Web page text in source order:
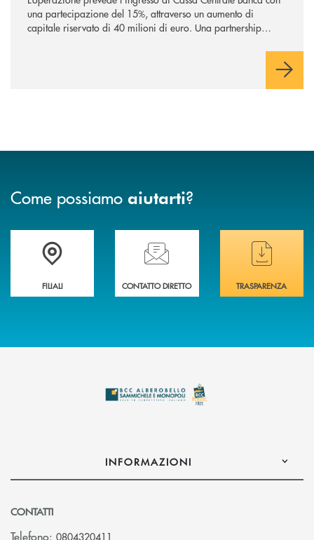
una partecipazione del 15%, attraverso un aumento di
capitale riservato di 40 milioni di euro. Una partnership
comuni e sulla prossimità ai territori, per ampliare l’offerta e
Come possiamo aiutarti?
Trova la filiale più vicina a te
FILIALI
Hai bisogno di assistenza immediata ?
CONTATTO DIRETTO
Hai bisogno di
TRASPARENZA
INFORMAZIONI
CONTATTI
Telefono: 0804320411